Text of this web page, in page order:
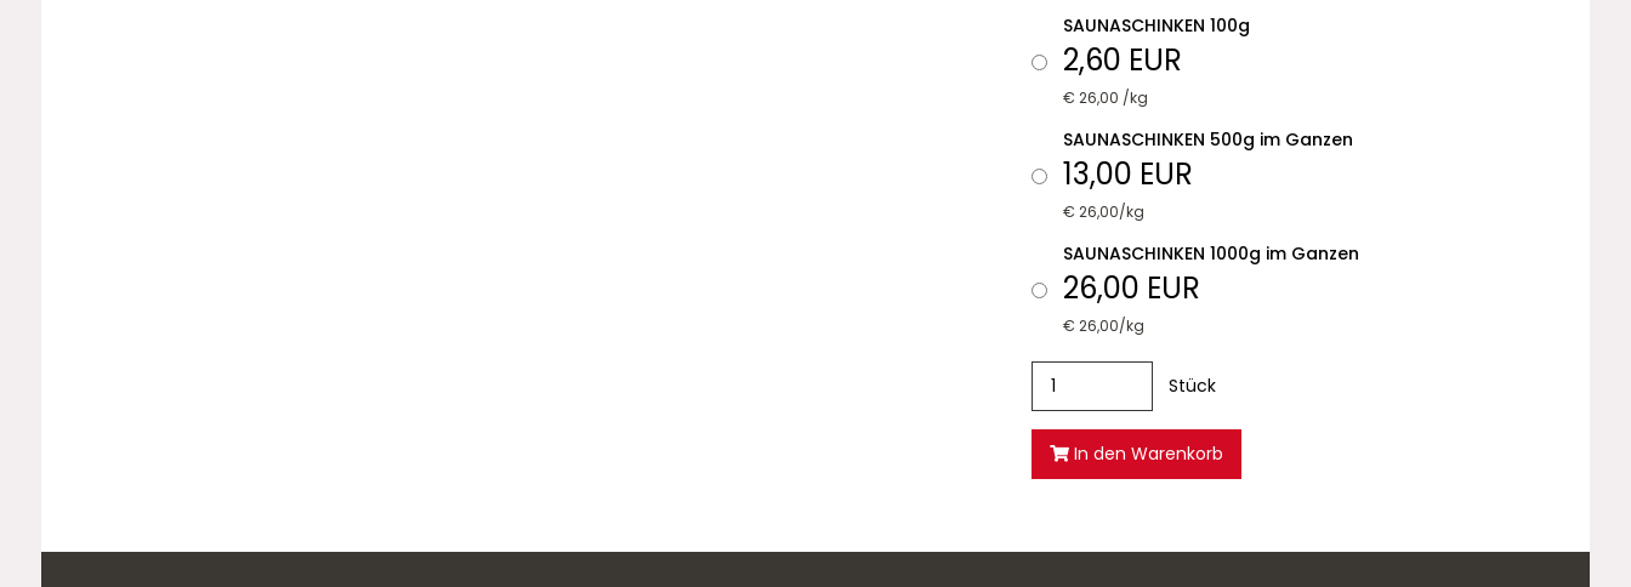
SAUNASCHINKEN 100g
2,60 EUR
€ 26,00 /kg
SAUNASCHINKEN 500g im Ganzen
13,00 EUR
€ 26,00/kg
SAUNASCHINKEN 1000g im Ganzen
26,00 EUR
€ 26,00/kg
Stück
In den Warenkorb